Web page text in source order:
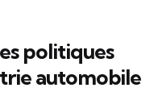
politiques
automobile